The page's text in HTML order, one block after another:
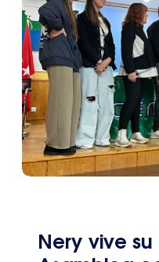
Nery vive